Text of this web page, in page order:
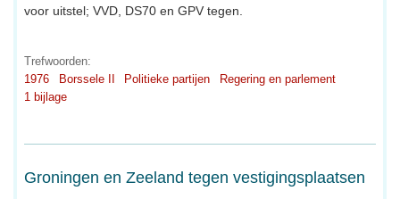
voor uitstel; VVD, DS70 en GPV tegen.
Trefwoorden:
1976
Borssele II Politieke partijen
Regering en parlement
1 bijlage
Groningen en Zeeland tegen vestigingsplaatsen